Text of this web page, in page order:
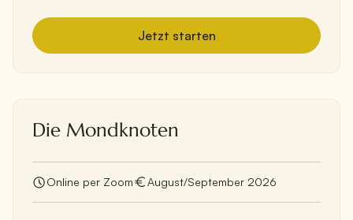
Jetzt starten
Die Mondknoten
Online per Zoom August/September 2026